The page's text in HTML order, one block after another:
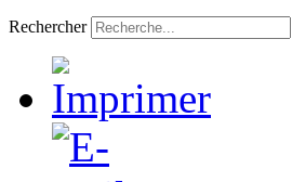
Rechercher